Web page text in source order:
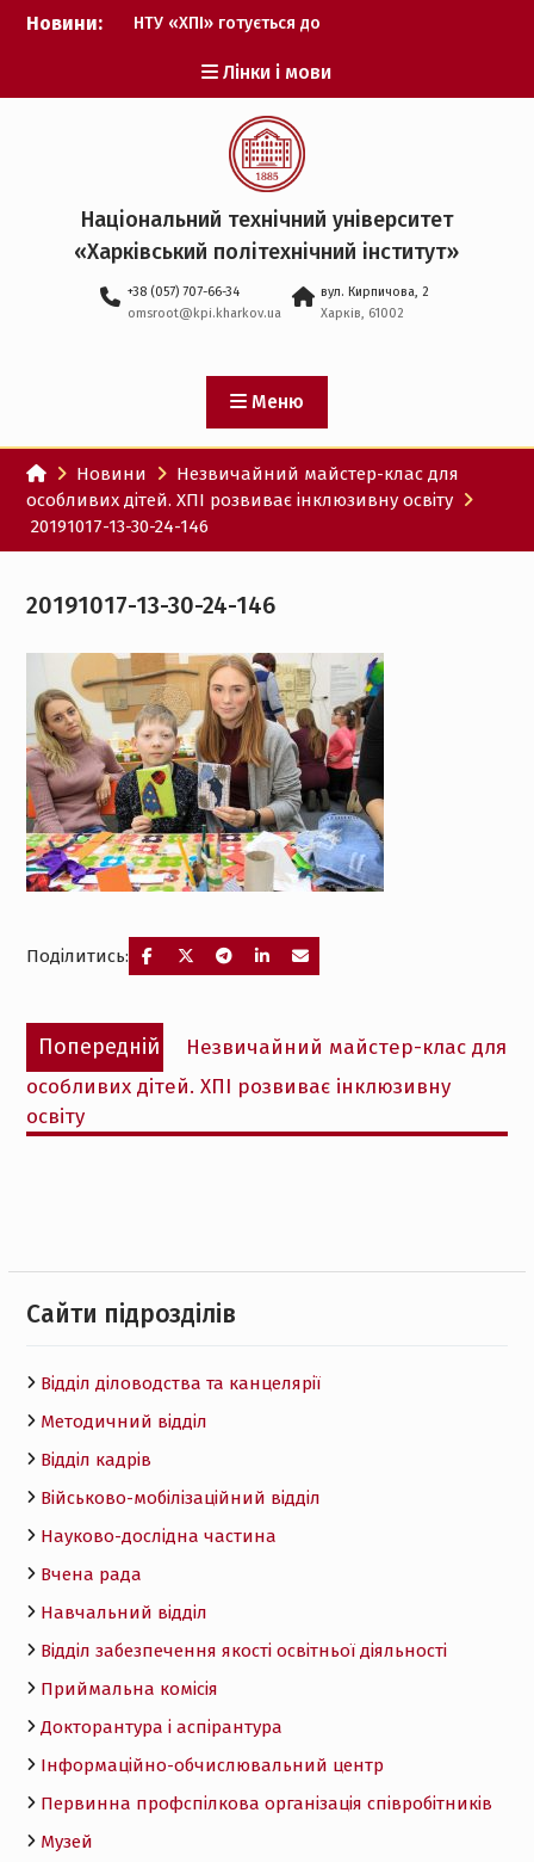
Перейти
Новини:
НТУ «ХПІ» готується до
Музичні таланти ХПІ
запрошуються на
Всеукраїнський
фестиваль «Червона
рута – 2027»
ХПІ уклав угоду про
партнерство з ДержНДІ
технологій кібербезпеки
Головнокомандувачем
Збройних Сил України
участю ХПІ обговорили
перспективи українсько-
іспанського
технологічного
партнерства
Лінки і мови
Національний технічний університет
«Харківський політехнічний iнститут»
+38 (057) 707-66-34
omsroot@kpi.kharkov.ua
вул. Кирпичова, 2
Харків, 61002
Меню
Новини
Незвичайний майстер-клас для
особливих дітей. ХПІ розвиває інклюзивну освіту
20191017-13-30-24-146
20191017-13-30-24-146
Поділитись:
Навігація
записів
Попередній
Попередній
запис:
Незвичайний майстер-клас для
особливих дітей. ХПІ розвиває інклюзивну
освіту
Cайти підрозділів
Відділ діловодства та канцелярії
Методичний відділ
Відділ кадрів
Військово-мобілізаційний відділ
Науково-дослідна частина
Вчена рада
Навчальний відділ
Відділ забезпечення якості освітньої діяльності
Приймальна комісія
Докторантура і аспірантура
Інформаційно-обчислювальний центр
Первинна профспілкова організація співробітників
Музей